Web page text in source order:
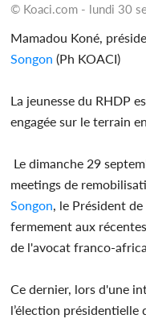
© Koaci.com - lundi 30
Mamadou Koné,
Songon (Ph KOACI)
La jeunesse du RHDP
engagée sur le terrain
Le dimanche 29
meetings de
Songon , le Président de
fermement aux
de l'avocat franco-
Ce dernier, lors d'une
l’élection présidentielle